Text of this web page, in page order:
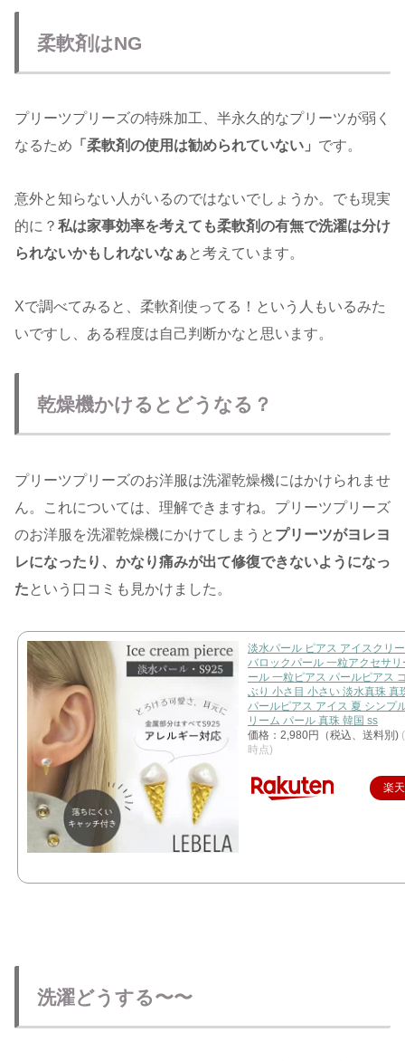
柔軟剤はNG
プリーツプリーズの特殊加工、半永久的なプリーツが弱く
なるため 「柔軟剤の使用は勧められていない」 です。
意外と知らない人がいるのではないでしょうか。でも現実
的に？ 私は家事効率を考えても柔軟剤の有無で洗濯は分け
られないかもしれないなぁ と考えています。
Xで調べてみると、柔軟剤使ってる！という人もいるみた
いですし、ある程度は自己判断かなと思います。
乾燥機かけるとどうなる？
プリーツプリーズのお洋服は洗濯乾燥機にはかけられませ
ん。これについては、理解できますね。プリーツプリーズ
のお洋服を洗濯乾燥機にかけてしまうと プリーツがヨレヨ
レになったり、かなり痛みが出て修復できないようになっ
た という口コミも見かけました。
淡水パール ピアス アイスクリ
バロックパール 一粒アクセサリ
ール 一粒ピアス パールピアス
ぶり 小さ目 小さい 淡水真珠 真
パールピアス アイス 夏 シンプ
リーム パール 真珠 韓国 ss
価格：2,980円（税込、送料別)
時点)
楽
洗濯どうする〜〜